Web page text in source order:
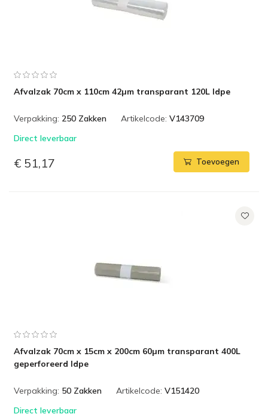
Afvalzak 70cm x 110cm 42µm transparant 120L ldpe
Verpakking: 250 Zakken Artikelcode: V143709
Direct leverbaar
€ 51,17 Toevoegen
Afvalzak 70cm x 15cm x 200cm 60µm transparant 400L
geperforeerd ldpe
Verpakking: 50 Zakken Artikelcode: V151420
Direct leverbaar